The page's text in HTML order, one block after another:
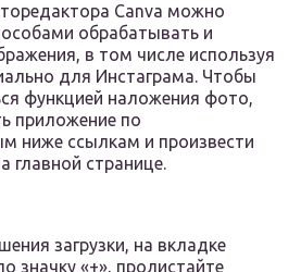
Canva можно
обрабатывать и
в том числе используя
для Инстаграма. Чтобы
функцией наложения фото,
приложение по
ниже ссылкам и произвести
главной странице.
загрузки, на вкладке
значку «+», пролистайте